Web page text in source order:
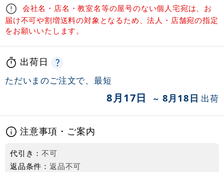
会社名・店名・教室名等の屋号のない個人宅宛は、お
届け不可や割増送料の対象となるため、法人・店舗宛の指定
をお願いいたします。
出荷日
ただいまのご注文で、最短
8月17日 ～ 8月18日 出荷
注意事項・ご案内
代引き：不可
返品条件： 返品不可